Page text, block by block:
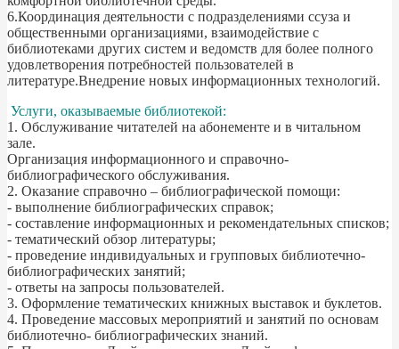
6.Координация деятельности с подразделениями ссуза и
общественными организациями, взаимодействие с
библиотеками других систем и ведомств для более полного
удовлетворения потребностей пользователей в
литературе.Внедрение новых информационных технологий.
Услуги, оказываемые библиотекой:
1. Обслуживание читателей на абонементе и в читальном
зале.
Организация информационного и справочно-
библиографического обслуживания.
2. Оказание справочно – библиографической помощи:
- выполнение библиографических справок;
- составление информационных и рекомендательных списков;
- тематический обзор литературы;
- проведение индивидуальных и групповых библиотечно-
библиографических занятий;
- ответы на запросы пользователей.
3. Оформление тематических книжных выставок и буклетов.
4. Проведение массовых мероприятий и занятий по основам
библиотечно- библиографических знаний.